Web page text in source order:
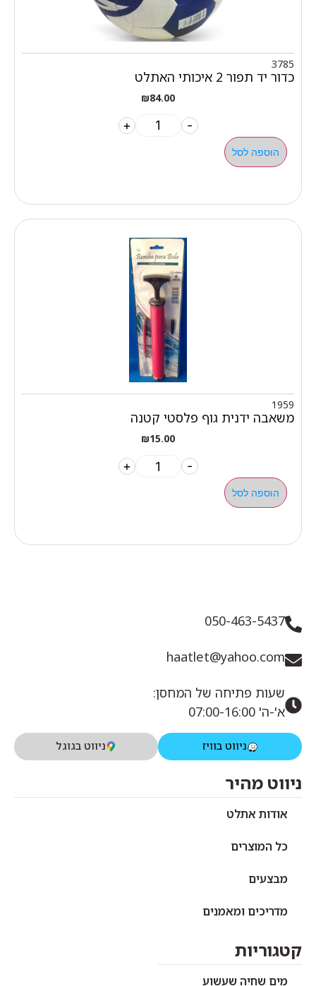
3785
כדור יד תפור 2 איכותי האתלט
₪84.00
-
+
הוספה לסל
1959
משאבה ידנית גוף פלסטי קטנה
₪15.00
-
+
הוספה לסל
050-463-5437
haatlet@yahoo.com
שעות פתיחה של המחסן:
א'-ה' 07:00-16:00
ניווט בוויז ניווט בגוגל
ניווט מהיר
אודות אתלט
כל המוצרים
מבצעים
מדריכים ומאמנים
קטגוריות
מים שחיה שעשוע